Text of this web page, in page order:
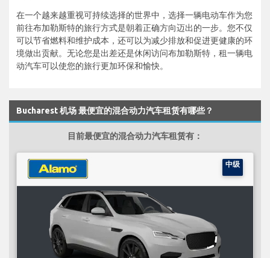
在一个越来越重视可持续选择的世界中，选择一辆电动车作为您
前往布加勒斯特的旅行方式是朝着正确方向迈出的一步。您不仅
可以节省燃料和维护成本，还可以为减少排放和促进更健康的环
境做出贡献。无论您是出差还是休闲访问布加勒斯特，租一辆电
动汽车可以使您的旅行更加环保和愉快。
Bucharest 机场 最便宜的混合动力汽车租赁有哪些？
目前最便宜的混合动力汽车租赁有：
中级